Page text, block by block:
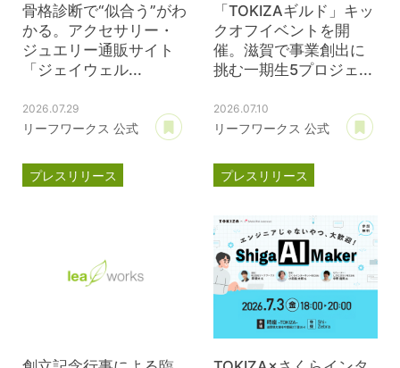
骨格診断で“似合う”がわ
かる。アクセサリー・
ジュエリー通販サイト
「ジェイウェル...
2026.07.29
リーフワークス 公式
あとで読む
プレスリリース
「TOKIZAギルド」キッ
クオフイベントを開
催。滋賀で事業創出に
挑む一期生5プロジェ...
2026.07.10
リーフワークス 公式
プレスリリース